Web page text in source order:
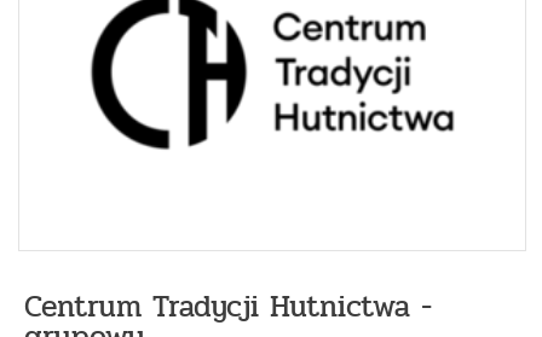
Centrum Tradycji Hutnictwa -